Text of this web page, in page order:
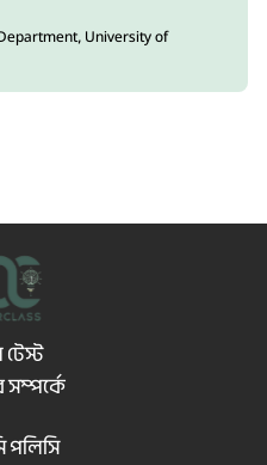
University of
পলিসি